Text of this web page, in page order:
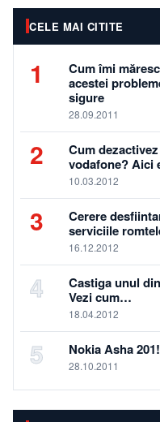
CELE MAI CITITE
1
Cum îmi
acestei
sigure
28.09.2011
2
Cum
vodafone? Aici
10.03.2012
3
Cerere
serviciile
16.12.2012
4
Castiga unul
Vezi cum…
18.04.2012
5 Nokia Asha
28.10.2011